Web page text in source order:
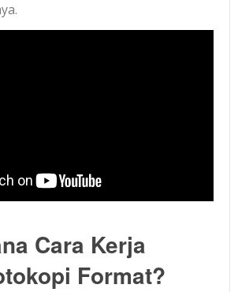
Cara Kerja
Format?